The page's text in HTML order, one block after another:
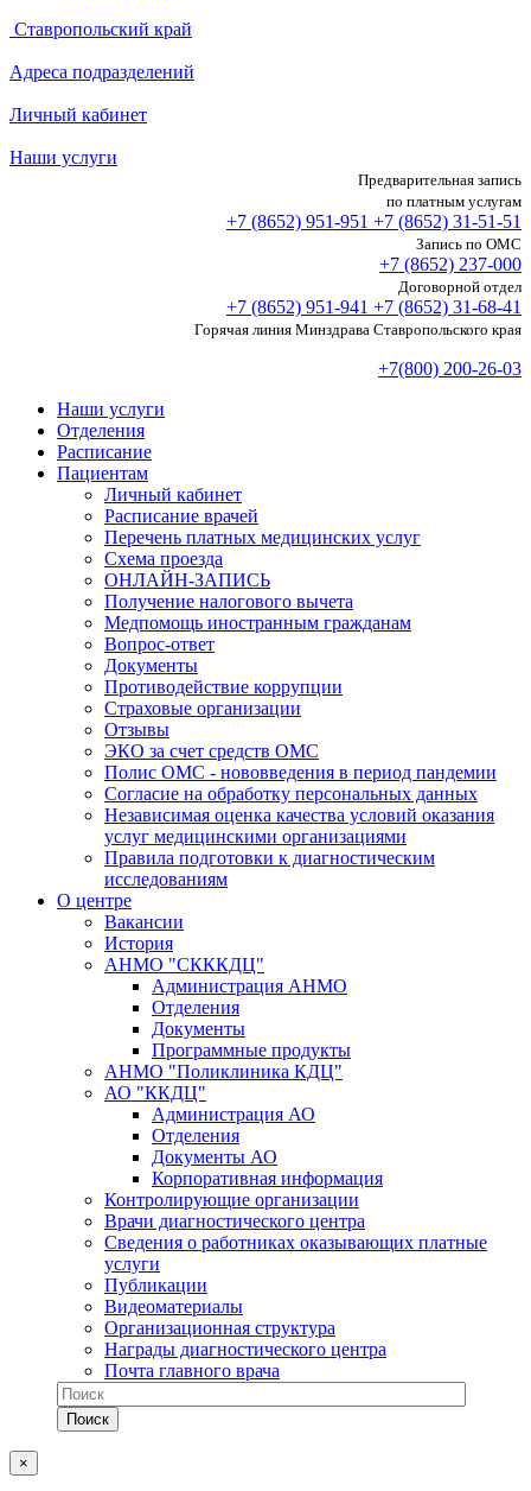
Ставропольский край
Адреса подразделений
Личный кабинет
Наши услуги
Предварительная запись
по платным услугам
+7 (8652) 951-951 +7 (8652) 31-51-51
Запись по ОМС
+7 (8652) 237-000
Договорной отдел
+7 (8652) 951-941 +7 (8652) 31-68-41
Горячая линия Минздрава Ставропольского края
+7(800) 200-26-03
Наши услуги
Отделения
Расписание
Пациентам
Личный кабинет
Расписание врачей
Перечень платных медицинских услуг
Схема проезда
ОНЛАЙН-ЗАПИСЬ
Получение налогового вычета
Медпомощь иностранным гражданам
Вопрос-ответ
Документы
Противодействие коррупции
Страховые организации
Отзывы
ЭКО за счет средств ОМС
Полис ОМС - нововведения в период пандемии
Согласие на обработку персональных данных
Независимая оценка качества условий оказания
услуг медицинскими организациями
Правила подготовки к диагностическим
исследованиям
О центре
Вакансии
История
АНМО "СКККДЦ"
Администрация АНМО
Отделения
Документы
Программные продукты
АНМО "Поликлиника КДЦ"
АО "ККДЦ"
Администрация АО
Отделения
Документы АО
Корпоративная информация
Контролирующие организации
Врачи диагностического центра
Сведения о работниках оказывающих платные
услуги
Публикации
Видеоматериалы
Организационная структура
Награды диагностического центра
Почта главного врача
×